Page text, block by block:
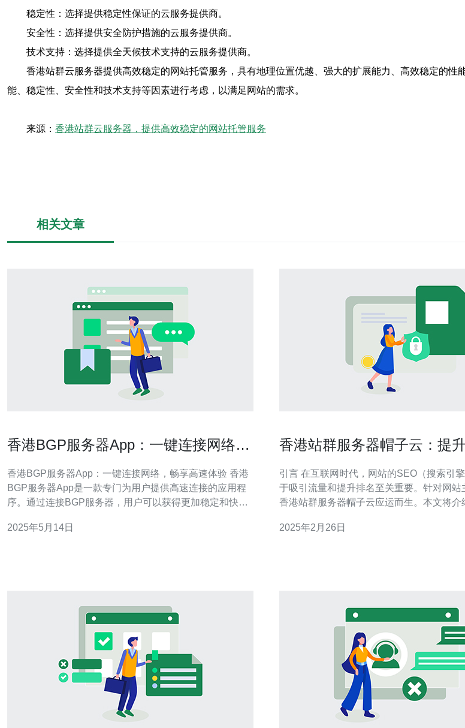
稳定性：选择提供稳定性保证的云服务提供商。
安全性：选择提供安全防护措施的云服务提供商。
技术支持：选择提供全天候技术支持的云服务提供商。
香港站群云服务器提供高效稳定的网站托管服务，具有地理位置优越、强大的扩展能力、高效稳定的
能、稳定性、安全性和技术支持等因素进行考虑，以满足网站的需求。
来源： 香港站群云服务器，提供高效稳定的网站托管服务
相关文章
香港BGP服务器App：一键连接网络，
香港BGP服务器App：一键连接网络，畅享高速体验 香港
BGP服务器App是一款专门为用户提供高速连接的应用程
序。通过连接BGP服务器，用户可以获得更加稳定和快速
质的网络连接服务。 使用香港BGP服务器App连接网络非
2025年5月14日
香港站群服务器帽子云：提
引言 在互联网时代，网站的SEO（搜索引
于吸引流量和提升排名至关重要。针对网站
香港站群服务器帽子云应运而生。本文将介
果。 一、什么是香港站群服务器帽子云 香港站群服务器帽
2025年2月26日